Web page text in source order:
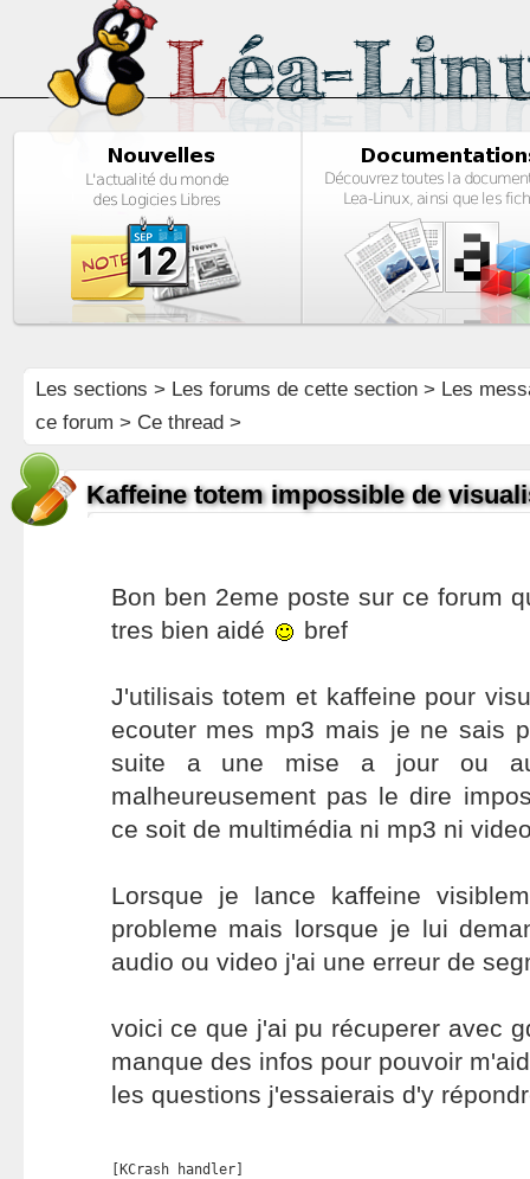
Les sections > Les forums de cette section> Les
ce forum > Ce thread >
Kaffeine totem impossible de
Bon ben 2eme poste sur ce forum
tres bien aidé
bref
J'utilisais totem et kaffeine pour
ecouter mes mp3 mais je ne sais
suite a une mise a jour ou
malheureusement pas le dire
ce soit de multimédia ni mp3 ni
Lorsque je lance kaffeine
probleme mais lorsque je lui
audio ou video j'ai une erreur de
voici ce que j'ai pu récuperer avec
manque des infos pour pouvoir
les questions j'essaierais d'y
[KCrash handler]